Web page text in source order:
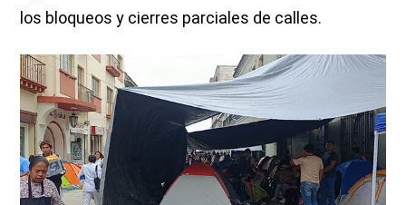
los bloqueos y cierres parciales de calles.